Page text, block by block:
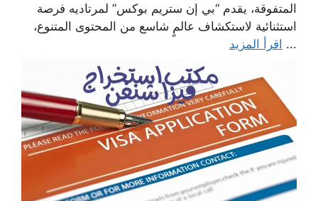
المتفوقة، يقدم “بي إن ستريم بوكس” لمرتاديه فرصة
استثنائية لاستكشاف عالمٍ شاسع من المحتوى المتنوع،
... اقرأ المزيد